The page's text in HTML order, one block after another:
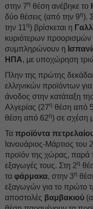
στην 7η θέση ανέβηκε το
δύο θέσεις (από την 9η).
την 11 η) βρίσκεται η
κυριότερων
συμπληρώνουν η
ΗΠΑ, με υποχώρηση
Πλην της πρώτης
ελληνικών προϊόντων
άνοδος στην κατάταξη της
Αλγερίας (27η θέση από
θέση από 62η) σε σχέση
Τα προϊόντα
Ιανουάριος-Μάρτιος του
προϊόν της χώρας, παρά
εξαγωγές τους. Στη 2η
τα φάρμακα, στην 3η
εξαγωγών για το πρώτο
αποστολές βαμβακιού